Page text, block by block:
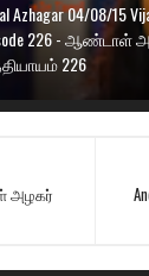
Azhagar 04/08/15
226 - ஆண்டாள்
226
அழகர்